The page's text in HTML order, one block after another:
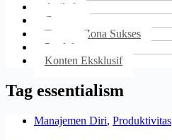
Artikel
Contact
Tentang Zona Sukses
Produk
Konten Eksklusif
Tag essentialism
Manajemen Diri, Produktivitas